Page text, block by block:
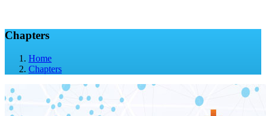
Chapters
Home
Chapters